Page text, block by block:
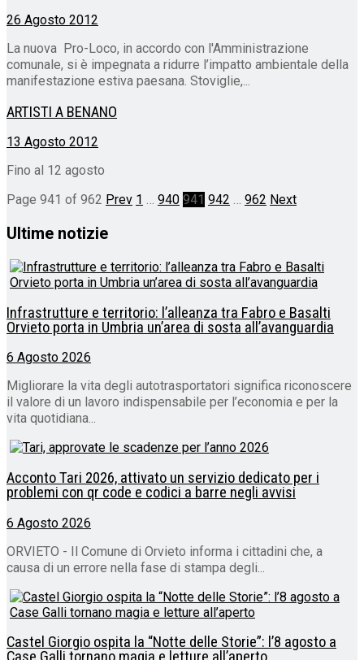
26 Agosto 2012
La nuova Pro-Loco, in accordo con l'Amministrazione
comunale, si è impegnata a ridurre l’impatto ambientale della
manifestazione estiva paesana. Stoviglie,...
ARTISTI A BENANO
13 Agosto 2012
Fino al 12 agosto
Page 941 of 962 Prev 1 … 940 941 942 … 962 Next
Ultime notizie
Infrastrutture e territorio: l’alleanza tra Fabro e Basalti
Orvieto porta in Umbria un’area di sosta all’avanguardia
6 Agosto 2026
Migliorare la vita degli autotrasportatori significa riconoscere
il valore di un lavoro indispensabile per l’economia e per la
vita quotidiana...
Acconto Tari 2026, attivato un servizio dedicato per i
problemi con qr code e codici a barre negli avvisi
6 Agosto 2026
ORVIETO - Il Comune di Orvieto informa i cittadini che, a
causa di un errore nella fase di stampa degli...
Castel Giorgio ospita la “Notte delle Storie”: l’8 agosto a